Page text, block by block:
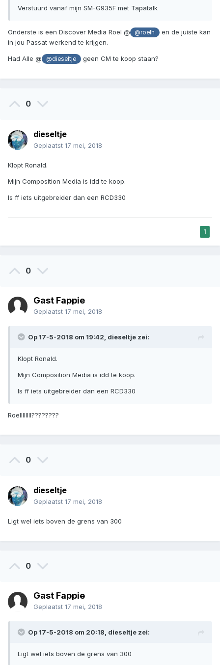
Verstuurd vanaf mijn SM-G935F met Tapatalk
Onderste is een Discover Media Roel @ @roelh
en de juiste kan
in jou Passat werkend te krijgen.
Had Alle @ @dieseltje geen CM te koop staan?
0
dieseltje
Geplaatst 17 mei, 2018
Klopt Ronald.
Mijn Composition Media is idd te koop.
Is ff iets uitgebreider dan een RCD330
1
0
Gast Fappie
Geplaatst 17 mei, 2018
Op 17-5-2018 om 19:42, dieseltje zei:
Klopt Ronald.
Mijn Composition Media is idd te koop.
Is ff iets uitgebreider dan een RCD330
Roellllllll????????
0
dieseltje
Geplaatst 17 mei, 2018
Ligt wel iets boven de grens van 300
0
Gast Fappie
Geplaatst 17 mei, 2018
Op 17-5-2018 om 20:18, dieseltje zei:
Ligt wel iets boven de grens van 300